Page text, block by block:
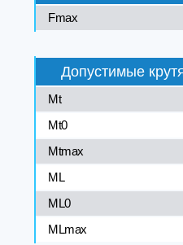
Fmax
Допустимые
Mt
Mt0
Mtmax
ML
ML0
MLmax